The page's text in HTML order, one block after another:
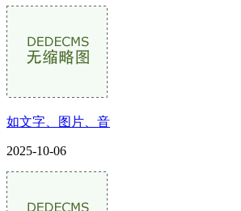
如文字、图片、音
2025-10-06